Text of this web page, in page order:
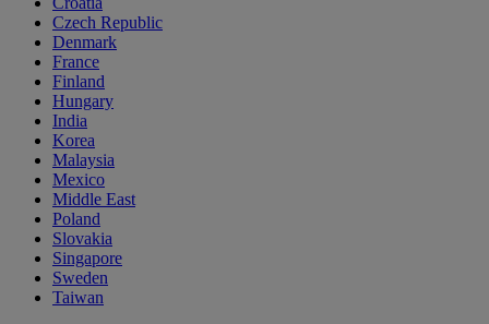
Czech Republic
Denmark
France
Finland
Hungary
India
Korea
Malaysia
Mexico
Middle East
Poland
Slovakia
Singapore
Sweden
Taiwan